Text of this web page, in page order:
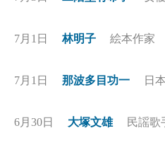
7月1日 林明子 絵本作家
7月1日 那波多目功一 日
6月30日 大塚文雄 民謡歌